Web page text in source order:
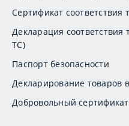
Сертификат соответствия
Декларация соответствия
ТС)
Паспорт безопасности
Декларирование товаров
Добровольный